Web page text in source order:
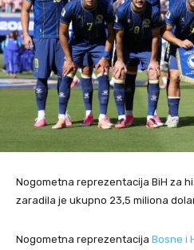
Nogometna reprezentacija BiH za
zaradila je ukupno 23,5 miliona
Nogometna reprezentacija Bosne i